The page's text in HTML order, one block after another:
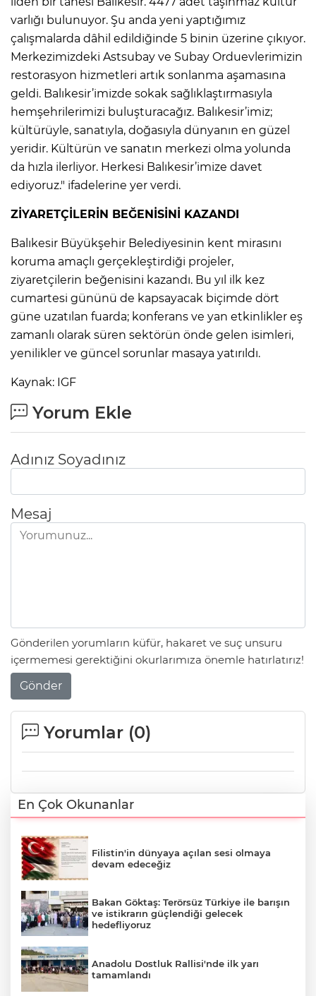
varlığı bulunuyor. Şu anda yeni yaptığımız
çalışmalarda dâhil edildiğinde 5 binin üzerine çıkıyor.
Merkezimizdeki Astsubay ve Subay Orduevlerimizin
restorasyon hizmetleri artık sonlanma aşamasına
geldi. Balıkesir’imizde sokak sağlıklaştırmasıyla
hemşehrilerimizi buluşturacağız. Balıkesir’imiz;
kültürüyle, sanatıyla, doğasıyla dünyanın en güzel
yeridir. Kültürün ve sanatın merkezi olma yolunda
da hızla ilerliyor. Herkesi Balıkesir’imize davet
ediyoruz." ifadelerine yer verdi.
ZİYARETÇİLERİN BEĞENİSİNİ KAZANDI
Balıkesir Büyükşehir Belediyesinin kent mirasını
koruma amaçlı gerçekleştirdiği projeler,
ziyaretçilerin beğenisini kazandı. Bu yıl ilk kez
cumartesi gününü de kapsayacak biçimde dört
güne uzatılan fuarda; konferans ve yan etkinlikler eş
zamanlı olarak süren sektörün önde gelen isimleri,
yenilikler ve güncel sorunlar masaya yatırıldı.
Kaynak: IGF
Yorum Ekle
Adınız Soyadınız
Mesaj
Gönderilen yorumların küfür, hakaret ve suç unsuru
içermemesi gerektiğini okurlarımıza önemle hatırlatırız!
Gönder
Yorumlar (0)
En Çok Okunanlar
Filistin'in dünyaya açılan sesi olmaya
devam edeceğiz
Bakan Göktaş: Terörsüz Türkiye ile barışın
ve istikrarın güçlendiği gelecek
hedefliyoruz
Anadolu Dostluk Rallisi'nde ilk yarı
tamamlandı